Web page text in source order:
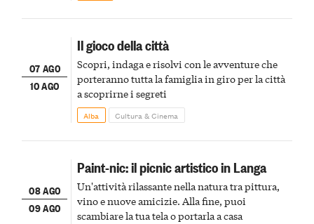
07 AGO
10 AGO
Il gioco della città
Scopri, indaga e risolvi con le avventure che
porteranno tutta la famiglia in giro per la città
a scoprirne i segreti
Alba Cultura & Cinema
08 AGO
09 AGO
Paint-nic: il picnic artistico in Langa
Un'attività rilassante nella natura tra pittura,
vino e nuove amicizie. Alla fine, puoi
scambiare la tua tela o portarla a casa